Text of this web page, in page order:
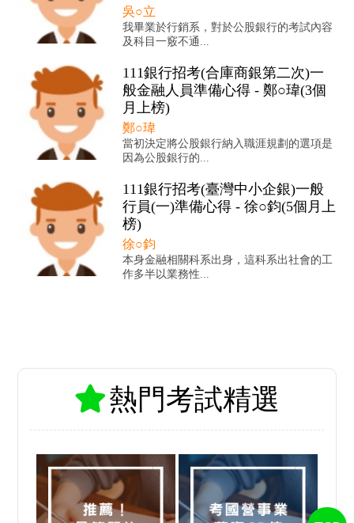
吳○立
我畢業於行銷系，對於公股銀行的考試內容
及科目一竅不通...
111銀行招考(合庫商銀第二次)一
般金融人員準備心得 - 鄭○瑋(3個
月上榜)
鄭○瑋
當初決定將公股銀行納入職涯規劃的選項是
因為公股銀行的...
111銀行招考(臺灣中小企銀)一般
行員(一)準備心得 - 徐○鈞(5個月上
榜)
徐○鈞
本身金融相關科系出身，這科系出社會的工
作多半以業務性...
熱門考試精選